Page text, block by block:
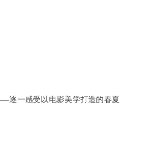
逐一感受以电影美学打造的春夏